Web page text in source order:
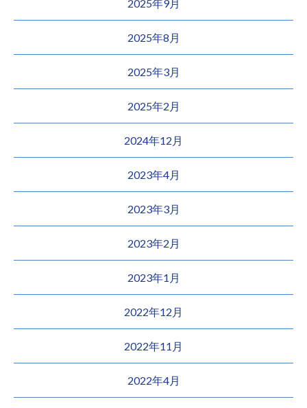
2025年9月
2025年8月
2025年3月
2025年2月
2024年12月
2023年4月
2023年3月
2023年2月
2023年1月
2022年12月
2022年11月
2022年4月